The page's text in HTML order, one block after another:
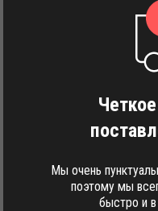
Мы очень
поэтому мы
быстро и в